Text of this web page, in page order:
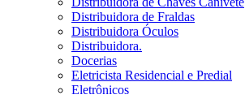
Distribuidora de Fraldas
Distribuidora Óculos
Distribuidora.
Docerias
Eletricista Residencial e Predial
Eletrônicos